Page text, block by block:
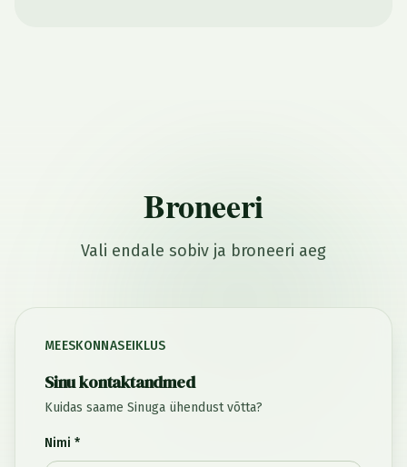
Broneeri
Vali endale sobiv ja broneeri aeg
MEESKONNASEIKLUS
Sinu kontaktandmed
Kuidas saame Sinuga ühendust võtta?
Nimi *